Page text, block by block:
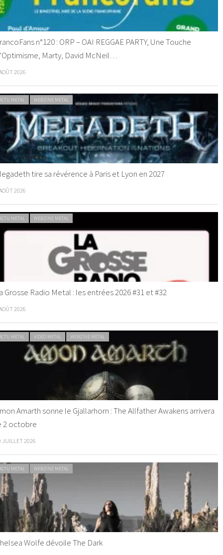
n°120 : ORP – OAI REGGAE PARTY, Une Touche
Marty, David McNeil…
2026
METAL WEBZINE METAL
tire sa révérence à Paris et Lyon en 2027
2026
METAL WEBZINE METAL
Grosse Radio Metal : les entrées 2026 #31 et #32
2026
METAL VIDEO METAL WEBZINE METAL
Amarth sonne le Gjallarhorn : The Allfather Awakens arrivera
2 octobre
JUILLET 2026
METAL WEBZINE METAL
Wolfe dévoile The Dark